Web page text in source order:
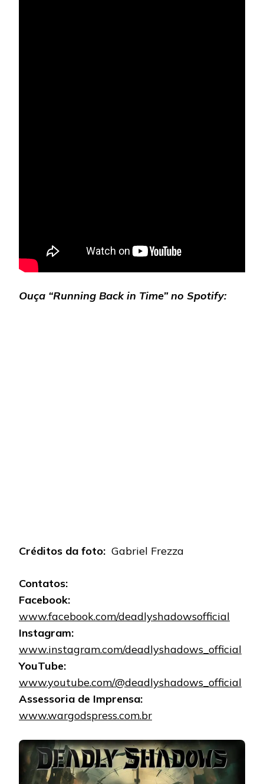
Ouça “Running Back in Time” no Spotify:
Créditos da foto: Gabriel Frezza
Contatos:
Facebook:
www.facebook.com/deadlyshadowsofficial
Instagram:
www.instagram.com/deadlyshadows_official
YouTube:
www.youtube.com/@deadlyshadows_official
Assessoria de Imprensa:
www.wargodspress.com.br